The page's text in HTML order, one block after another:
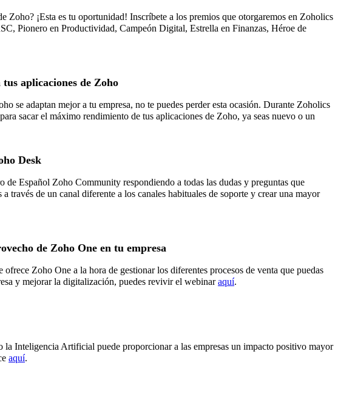
¡Esta es tu oportunidad! Inscríbete a los premios que otorgaremos en Zoholics
Pionero en Productividad, Campeón Digital, Estrella en Finanzas, Héroe de
aplicaciones de Zoho
se adaptan mejor a tu empresa, no te puedes perder esta ocasión. Durante Zoholics
sacar el máximo rendimiento de tus aplicaciones de Zoho, ya seas nuevo o un
Desk
Español Zoho Community respondiendo a todas las dudas y preguntas que
través de un canal diferente a los canales habituales de soporte y crear una mayor
de Zoho One en tu empresa
Zoho One a la hora de gestionar los diferentes procesos de venta que puedas
y mejorar la digitalización, puedes revivir el webinaraquí.
Inteligencia Artificial puede proporcionar a las empresas un impacto positivo mayor
aquí.